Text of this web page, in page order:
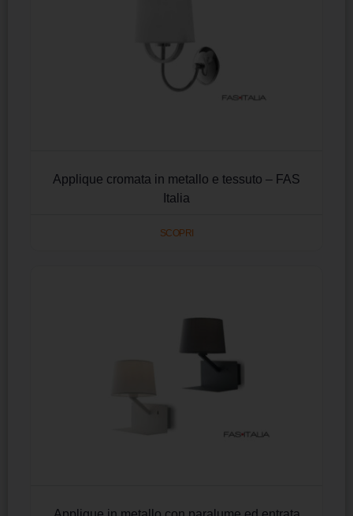
Applique cromata in metallo e tessuto – FAS
Italia
SCOPRI